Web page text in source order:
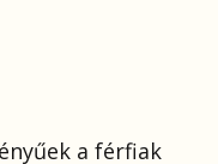
a férfiak